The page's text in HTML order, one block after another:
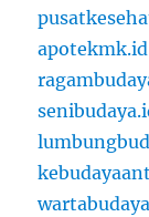
apotekmk.id